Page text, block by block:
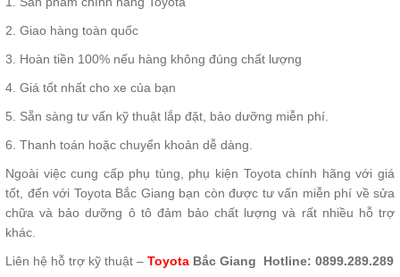
2. Giao hàng toàn quốc
3. Hoàn tiền 100% nếu hàng không đúng chất lượng
4. Giá tốt nhất cho xe của bạn
5. Sẵn sàng tư vấn kỹ thuật lắp đặt, bảo dưỡng miễn phí.
6. Thanh toán hoặc chuyển khoản dễ dàng.
Ngoài việc cung cấp phụ tùng, phụ kiện Toyota chính hãng với giá
tốt, đến với Toyota Bắc Giang bạn còn được tư vấn miễn phí về sửa
chữa và bảo dưỡng ô tô đảm bảo chất lượng và rất nhiều hỗ trợ
khác.
Liên hệ hỗ trợ kỹ thuật – Toyota Bắc Giang Hotline: 0899.289.289